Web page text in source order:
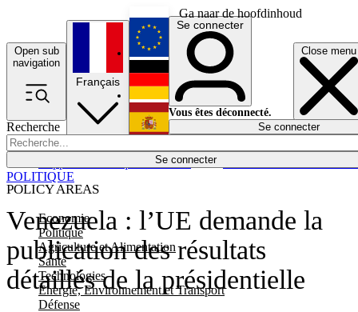
Ga naar de hoofdinhoud
Open sub
navigation
Close menu
Recherche
Se connecter
POLICY AREAS
Economie
Politique
Agriculture et Alimentation
Santé
Technologies
Energie, Environnement et Transport
Défense
Économie
Français
English
Deutsch
Español
Se connecter
Vous êtes déconnecté.
Se connecter
Venezuela : l’UE demande la
publication des résultats
détaillés de la présidentielle
POLITIQUE